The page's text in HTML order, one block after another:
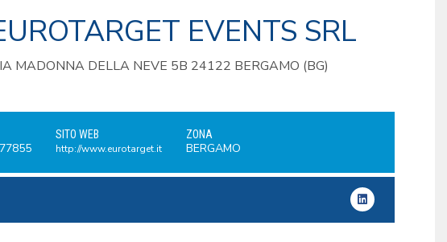
EVENTS SRL
MADONNA DELLA NEVE 5B 24122 BERGAMO (BG)
SITO WEB
http://www.eurotarget.it
ZONA
BERGAMO